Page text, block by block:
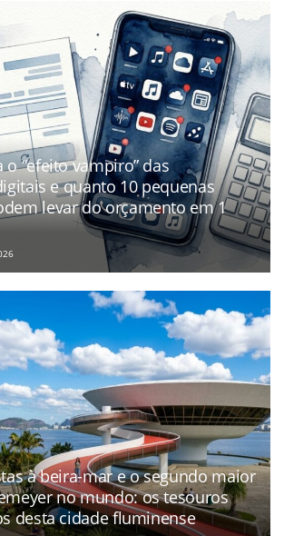
“efeito vampiro” das
e quanto 10 pequenas
levar do orçamento em 1
à beira-mar e o segundo maior
no mundo: os tesouros
desta cidade fluminense